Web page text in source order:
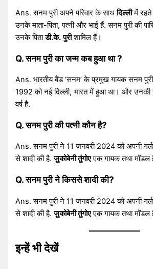
Ans. सनम पुरी अपने परिवार के साथदिल्लीमें रहते
उनके माता-पिता, पत्नी और भाई हैं. सनम पुरी की
उनके पिताडी.के. पुरीशामिल हैं।
Q. सनम पुरी का जन्म कब हुआ था ?
Ans. भारतीय बैंड ‘सनम’ के प्रमुख गायक सनम
1992 को नई दिल्ली, भारत में हुआ था। और
वर्ष है.
Q. सनम पुरी की पत्नी कौन है?
Ans. सनम पुरी ने 11 जनवरी 2024 को अपनी
से शादी की है.ज़ुकोबेनी तुंगोएएक गायक तथा मॉडल
Q. सनम पुरी ने किससे शादी की?
Ans. सनम पुरी ने 11 जनवरी 2024 को अपनी
से शादी की है.ज़ुकोबेनी तुंगोएएक गायक तथा मॉडल
इन्हें भी देखें